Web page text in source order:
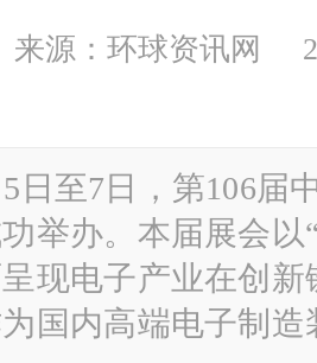
源：环球资讯网
5日至7日，第106届
举办。本届展会以
现电子产业在创
国内高端电子制